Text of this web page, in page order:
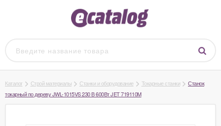
Каталог Строй материалы Станки и оборудование Токарные станки
Станок
токарный по дереву JWL-1015VS 230 В 600Вт JET 719110M